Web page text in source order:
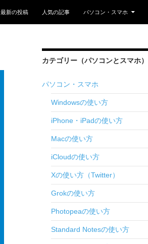
最新の投稿
人気の記事 パソコン・スマホ
カテゴリー（パソコンとスマホ）
パソコン・スマホ
Windowsの使い方
iPhone・iPadの使い方
Macの使い方
iCloudの使い方
Xの使い方（Twitter）
Grokの使い方
Photopeaの使い方
Standard Notesの使い方